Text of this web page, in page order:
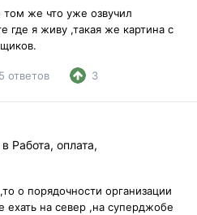
том же что уже озвучил
где я живу ,такая же картина с
ответов 3
Работа, оплата,
о порядочности организации
ехать на север ,на суперджобе